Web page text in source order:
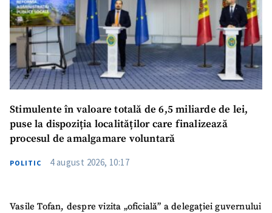
Stimulente în valoare totală de 6,5 miliarde de lei,
puse la dispoziția localităților care finalizează
procesul de amalgamare voluntară
POLITIC 4 august 2026, 10:17
Vasile Tofan, despre vizita „oficială” a delegației guvernului